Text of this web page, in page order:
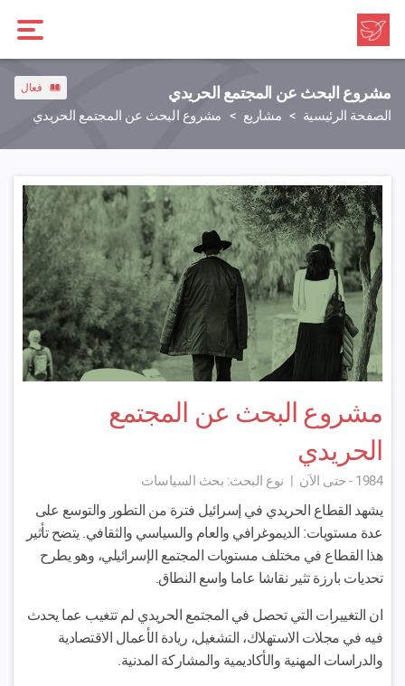
مشروع البحث عن المجتمع الحريدي
الصفحة الرئيسية مشاريع مشروع البحث عن المجتمع الحريدي
فعال
مشروع البحث عن المجتمع
الحريدي
1984 - حتى الاَن | نوع البحث: بحث السياسات
يشهد القطاع الحريدي في إسرائيل فترة من التطور والتوسع على
عدة مستويات: الديموغرافي والعام والسياسي والثقافي. يتضح تأثير
هذا القطاع في مختلف مستويات المجتمع الإسرائيلي، وهو يطرح
تحديات بارزة تثير نقاشا عاما واسع النطاق.
ان التغييرات التي تحصل في المجتمع الحريدي لم تتغيب عما يحدث
فيه في مجلات الاستهلاك، التشغيل، ريادة الأعمال الاقتصادية
والدراسات المهنية والأكاديمية والمشاركة المدنية.